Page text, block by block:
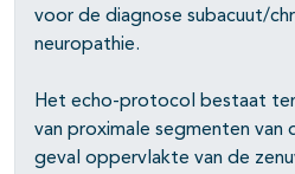
voor de diagnose subacuut/
neuropathie.
Het echo-protocol bestaat
van proximale segmenten van
geval oppervlakte van de